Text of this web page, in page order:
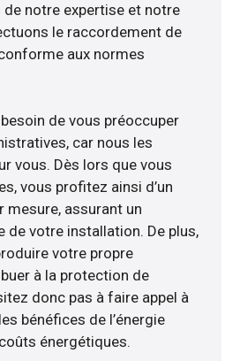
de notre expertise et notre
le raccordement de
aux normes
besoin de vous préoccuper
car nous les
vous. Dès lors que vous
vous profitez ainsi d’un
assurant un
de votre installation. De plus,
votre propre
à la protection de
donc pas à faire appel à
bénéfices de l’énergie
énergétiques.